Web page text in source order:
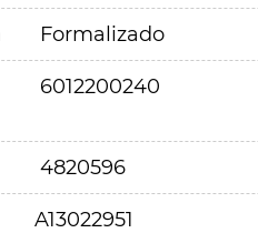
Formalizado
6012200240
4820596
A13022951